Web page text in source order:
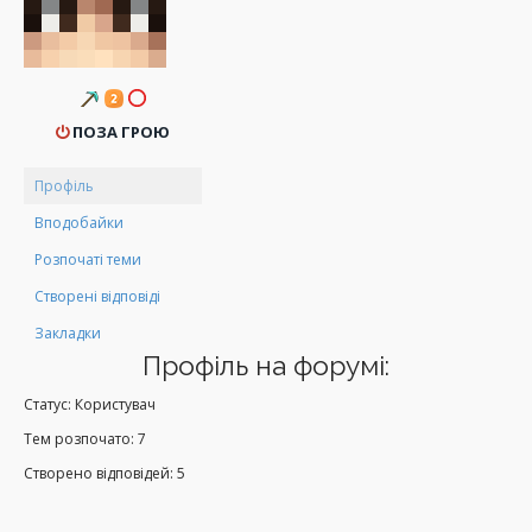
ПОЗА ГРОЮ
Профіль
Вподобайки
Розпочаті теми
Створені відповіді
Закладки
Профіль на форумі:
Статус: Користувач
Тем розпочато: 7
Створено відповідей: 5